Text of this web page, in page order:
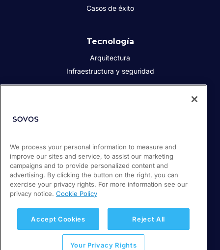
Casos de éxito
Tecnología
Arquitectura
Infraestructura y seguridad
Prensa
Empleos
Soporte / Portal de clientes
Política de privacidad
We process your personal information to measure and
improve our sites and service, to assist our marketing
campaigns and to provide personalized content and
advertising. By clicking the button on the right, you can
exercise your privacy rights. For more information see our
privacy notice. Cookie Policy
Accept Cookies Reject All
Your Privacy Rights